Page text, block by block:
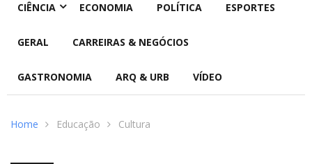
CIÊNCIA ECONOMIA POLÍTICA ESPORTES
GERAL CARREIRAS & NEGÓCIOS
GASTRONOMIA ARQ & URB VÍDEO
Home Educação Cultura